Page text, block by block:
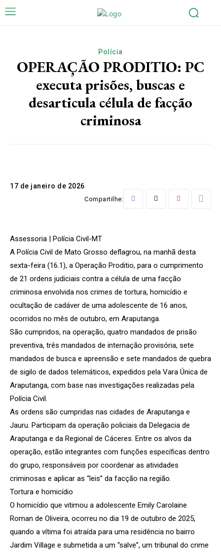
Polícia
OPERAÇÃO PRODITIO: PC
executa prisões, buscas e
desarticula célula de facção
criminosa
17 de janeiro de 2026
Compartilhe:
Assessoria | Polícia Civil-MT
A Polícia Civil de Mato Grosso deflagrou, na manhã desta
sexta-feira (16.1), a Operação Proditio, para o cumprimento
de 21 ordens judiciais contra a célula de uma facção
criminosa envolvida nos crimes de tortura, homicídio e
ocultação de cadáver de uma adolescente de 16 anos,
ocorridos no mês de outubro, em Araputanga.
São cumpridos, na operação, quatro mandados de prisão
preventiva, três mandados de internação provisória, sete
mandados de busca e apreensão e sete mandados de quebra
de sigilo de dados telemáticos, expedidos pela Vara Única de
Araputanga, com base nas investigações realizadas pela
Polícia Civil.
As ordens são cumpridas nas cidades de Araputanga e
Jauru. Participam da operação policiais da Delegacia de
Araputanga e da Regional de Cáceres. Entre os alvos da
operação, estão integrantes com funções específicas dentro
do grupo, responsáveis por coordenar as atividades
criminosas e aplicar as “leis” da facção na região.
Tortura e homicídio
O homicídio que vitimou a adolescente Emily Carolaine
Roman de Oliveira, ocorreu no dia 19 de outubro de 2025,
quando a vítima foi atraída para uma residência no bairro
Jardim Village e submetida a um “salve”, um tribunal do crime